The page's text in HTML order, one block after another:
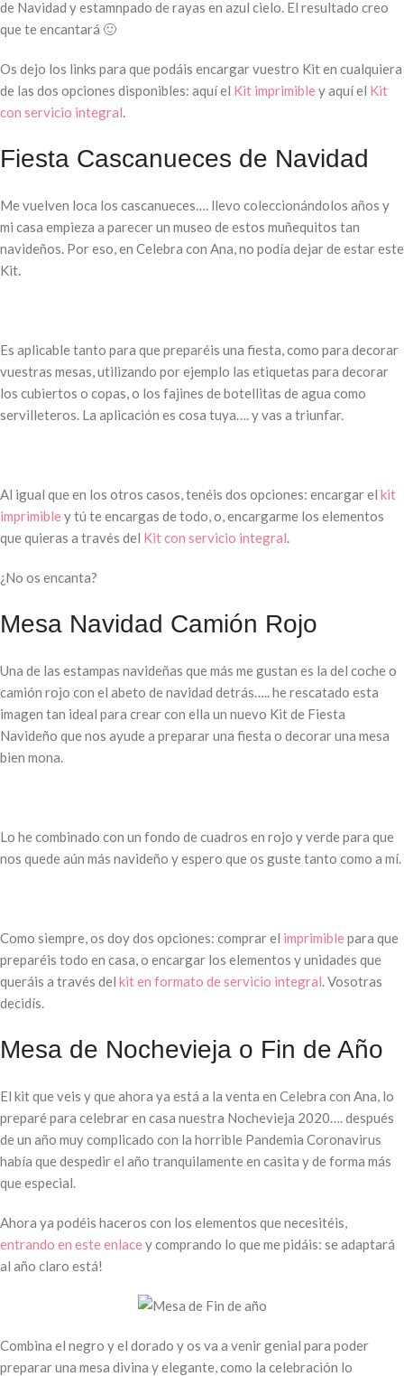
de Navidad y estamnpado de rayas en azul cielo. El resultado creo
que te encantará 🙂
Os dejo los links para que podáis encargar vuestro Kit en cualquiera
de las dos opciones disponibles: aquí el Kit imprimibley aquí el Kit
con servicio integral.
Fiesta Cascanueces de Navidad
Me vuelven loca los cascanueces…. llevo coleccionándolos años y
mi casa empieza a parecer un museo de estos muñequitos tan
navideños. Por eso, en Celebra con Ana, no podía dejar de estar este
Kit.
Es aplicable tanto para que preparéis una fiesta, como para decorar
vuestras mesas, utilizando por ejemplo las etiquetas para decorar
los cubiertos o copas, o los fajines de botellitas de agua como
servilleteros. La aplicación es cosa tuya…. y vas a triunfar.
Al igual que en los otros casos, tenéis dos opciones: encargar el kit
imprimibley tú te encargas de todo, o, encargarme los elementos
que quieras a través del Kit con servicio integral.
¿No os encanta?
Mesa Navidad Camión Rojo
Una de las estampas navideñas que más me gustan es la del coche o
camión rojo con el abeto de navidad detrás….. he rescatado esta
imagen tan ideal para crear con ella un nuevo Kit de Fiesta
Navideño que nos ayude a preparar una fiesta o decorar una mesa
bien mona.
Lo he combinado con un fondo de cuadros en rojo y verde para que
nos quede aún más navideño y espero que os guste tanto como a mí.
Como siempre, os doy dos opciones: comprar el imprimiblepara que
preparéis todo en casa, o encargar los elementos y unidades que
queráis a través del kit en formato de servicio integral. Vosotras
decidís.
Mesa de Nochevieja o Fin de Año
El kit que veis y que ahora ya está a la venta en Celebra con Ana, lo
preparé para celebrar en casa nuestra Nochevieja 2020…. después
de un año muy complicado con la horrible Pandemia Coronavirus
había que despedir el año tranquilamente en casita y de forma más
que especial.
Ahora ya podéis haceros con los elementos que necesitéis,
entrando en este enlacey comprando lo que me pidáis: se adaptará
al año claro está!
Combina el negro y el dorado y os va a venir genial para poder
preparar una mesa divina y elegante, como la celebración lo